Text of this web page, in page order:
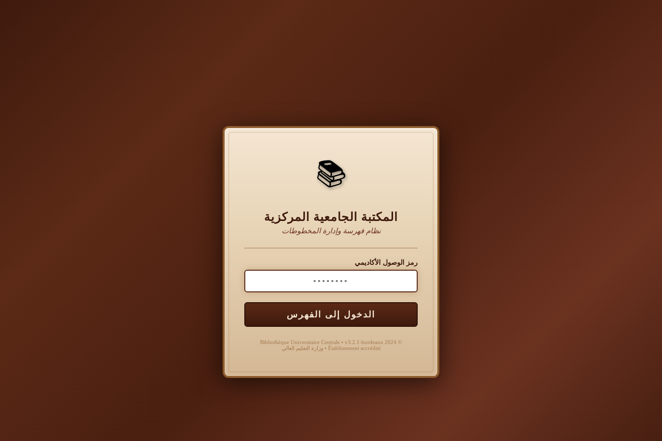
📚
المكتبة الجامعية المركزية
نظام فهرسة وإدارة المخطوطات
رمز الوصول الأكاديمي
الدخول إلى الفهرس
© 2024 Bibliothèque Universitaire Centrale • v3.2.1-bordeaux
Établissement accrédité • وزارة التعليم العالي